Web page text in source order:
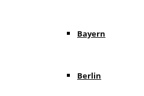
Bayern
Berlin